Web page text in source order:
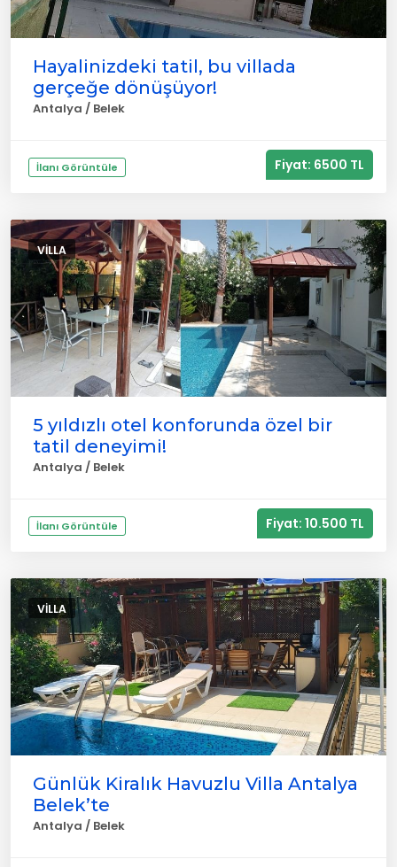
Hayalinizdeki tatil, bu villada
gerçeğe dönüşüyor!
Antalya / Belek
İlanı Görüntüle Fiyat: 6500 TL
VILLA
5 yıldızlı otel konforunda özel bir
tatil deneyimi!
Antalya / Belek
İlanı Görüntüle Fiyat: 10.500 TL
VILLA
Günlük Kiralık Havuzlu Villa Antalya
Belek’te
Antalya / Belek